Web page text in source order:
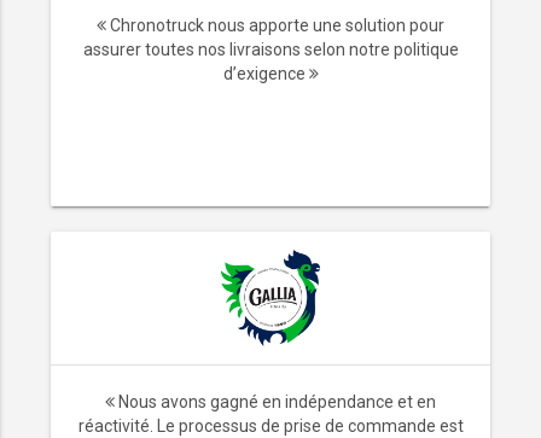
Chronotruck nous apporte une solution pour
assurer toutes nos livraisons selon notre politique
d’exigence
Nous avons gagné en indépendance et en
réactivité. Le processus de prise de commande est